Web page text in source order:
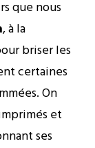
que nous
, à la
briser les
certaines
On
et
ses